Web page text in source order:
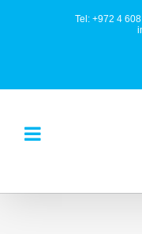
Tel: +972 4